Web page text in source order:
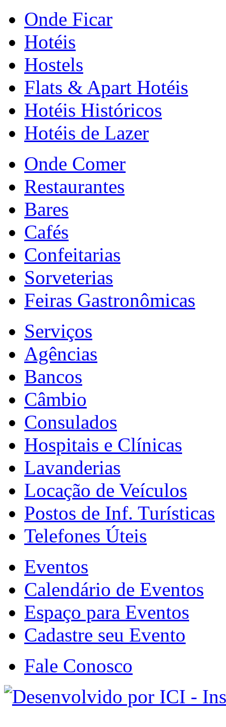
Onde Ficar
Hotéis
Hostels
Flats & Apart Hotéis
Hotéis Históricos
Hotéis de Lazer
Onde Comer
Restaurantes
Bares
Cafés
Confeitarias
Sorveterias
Feiras Gastronômicas
Serviços
Agências
Bancos
Câmbio
Consulados
Hospitais e Clínicas
Lavanderias
Locação de Veículos
Postos de Inf. Turísticas
Telefones Úteis
Eventos
Calendário de Eventos
Espaço para Eventos
Cadastre seu Evento
Fale Conosco